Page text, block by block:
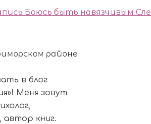
Боюсь быть навязчивым
в блог
Меня зовут
автор книг.